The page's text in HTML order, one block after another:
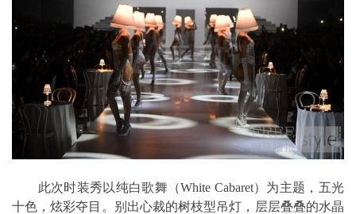
此次时装秀以纯白歌舞（White Cabaret）为主题，五光
十色，炫彩夺目。别出心裁的树枝型吊灯，层层叠叠的水晶